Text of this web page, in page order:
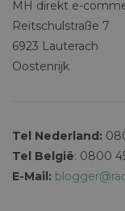
MH direkt e-
Reitschulstraße 7
6923 Lauterach
Oostenrijk
Tel Nederland:
Tel België: 0800
E-Mail: